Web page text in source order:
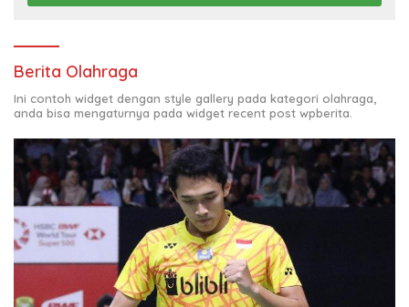
Berita Olahraga
Ini contoh widget dengan style gallery pada kategori olahraga,
anda bisa mengaturnya pada widget recent post wpberita.